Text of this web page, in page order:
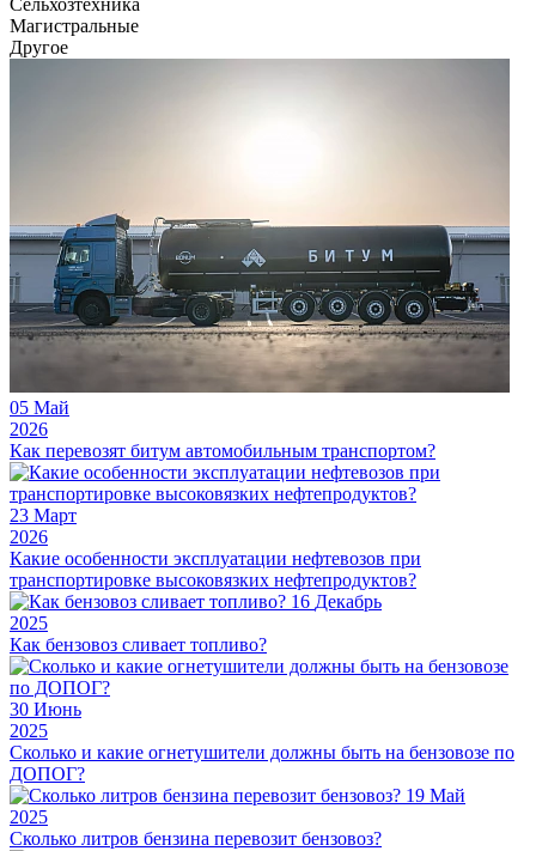
Сельхозтехника
Магистральные
Другое
05 Май
2026
Как перевозят битум автомобильным транспортом?
23 Март
2026
Какие особенности эксплуатации нефтевозов при
транспортировке высоковязких нефтепродуктов?
16 Декабрь
2025
Как бензовоз сливает топливо?
30 Июнь
2025
Сколько и какие огнетушители должны быть на бензовозе по
ДОПОГ?
19 Май
2025
Сколько литров бензина перевозит бензовоз?